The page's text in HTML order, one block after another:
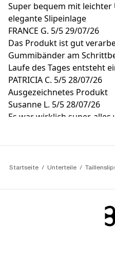
Super bequem mit
elegante Slipeinlage
FRANCE G. 5/529/07/26
Das Produkt ist gut
Gummibänder am
Laufe des Tages entsteht
PATRICIA C. 5/528/07/26
Ausgezeichnetes Produkt
Susanne L. 5/528/07/26
Es war wirklich super,
Startseite Unterteile